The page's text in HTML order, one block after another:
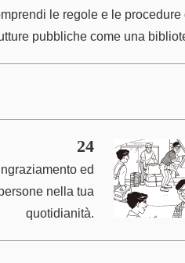
le regole e le procedure
pubbliche come una
24
ed
nella tua
quotidianità.